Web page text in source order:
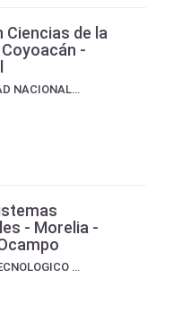
de la
-
UNAM - UNIVERSIDAD NACIONAL AUTONOMA DE MEXICO
- Morelia -
ITM - INSTITUTO TECNOLOGICO DE MORELIA